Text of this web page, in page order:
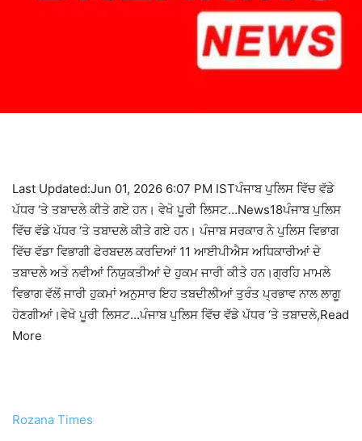
Last Updated:Jun 01, 2026 6:07 PM ISTਪੰਜਾਬ ਪੁਲਿਸ ਵਿੱਚ ਵੱਡੇ
ਪੱਧਰ ‘ਤੇ ਤਬਾਦਲੇ ਕੀਤੇ ਗਏ ਹਨ। ਵੇਖੋ ਪੂਰੀ ਲਿਸਟ…News18ਪੰਜਾਬ ਪੁਲਿਸ
ਵਿੱਚ ਵੱਡੇ ਪੱਧਰ ‘ਤੇ ਤਬਾਦਲੇ ਕੀਤੇ ਗਏ ਹਨ। ਪੰਜਾਬ ਸਰਕਾਰ ਨੇ ਪੁਲਿਸ ਵਿਭਾਗ
ਵਿੱਚ ਵੱਡਾ ਵਿਭਾਗੀ ਫੇਰਬਦਲ ਕਰਦਿਆਂ 11 ਆਈਪੀਐਸ ਅਧਿਕਾਰੀਆਂ ਦੇ
ਤਬਾਦਲੇ ਅਤੇ ਨਵੀਆਂ ਨਿਯੁਕਤੀਆਂ ਦੇ ਹੁਕਮ ਜਾਰੀ ਕੀਤੇ ਹਨ।ਗ੍ਰਹਿ ਮਾਮਲੇ
ਵਿਭਾਗ ਵੱਲੋਂ ਜਾਰੀ ਹੁਕਮਾਂ ਅਨੁਸਾਰ ਇਹ ਤਬਦੀਲੀਆਂ ਤੁਰੰਤ ਪ੍ਰਭਾਵ ਨਾਲ ਲਾਗੂ
ਹੋਣਗੀਆਂ।ਵੇਖੋ ਪੂਰੀ ਲਿਸਟ…ਪੰਜਾਬ ਪੁਲਿਸ ਵਿੱਚ ਵੱਡੇ ਪੱਧਰ ‘ਤੇ ਤਬਾਦਲੇ,Read
More
Rozana Times